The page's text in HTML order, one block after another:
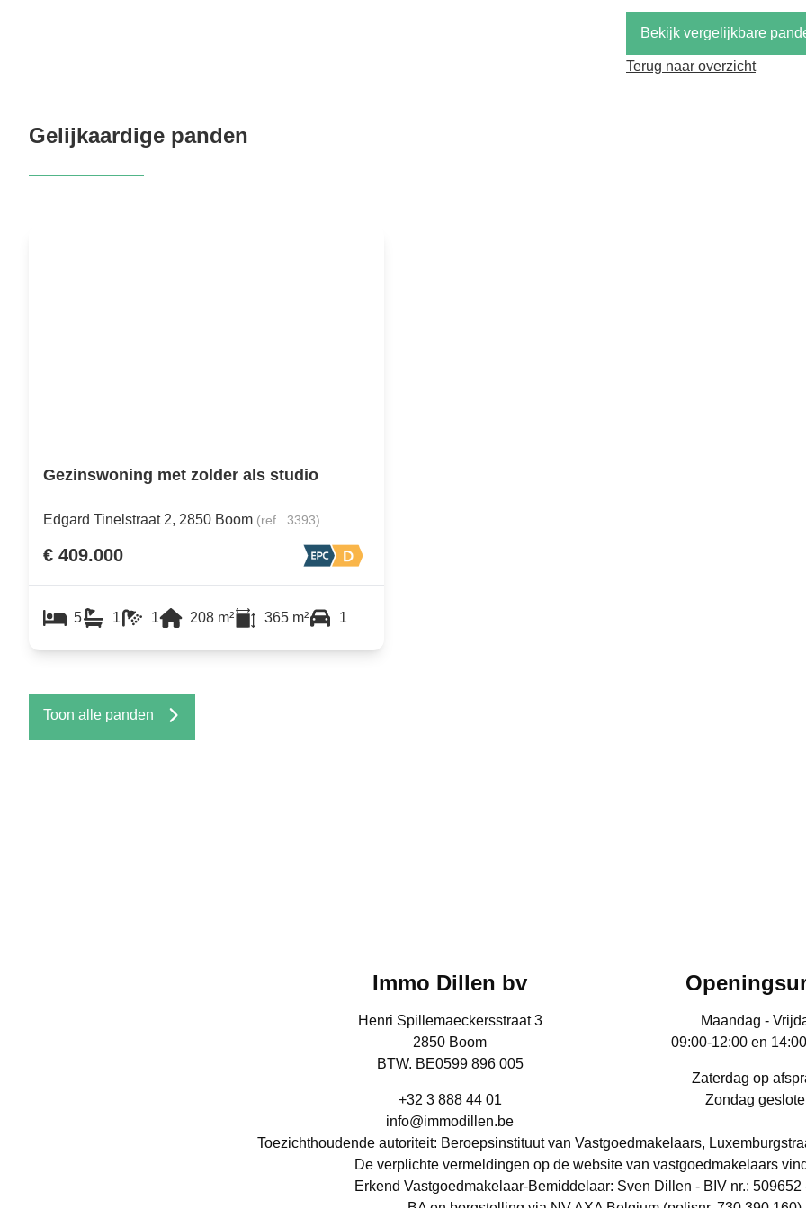
Bekijk vergelijkbare
Terug naar overzicht
Gelijkaardige panden
Gezinswoning met zolder als studio
Edgard Tinelstraat 2, 2850 Boom (ref. 3393)
€ 409.000
5 1 1 208 m² 365 m² 1
Toon alle panden
Immo Dillen bv
Henri Spillemaeckersstraat 3
2850 Boom
BTW. BE0599 896 005
+32 3 888 44 01
info@immodillen.be
Maandag -
09:00-12:00 en
Zaterdag op
Zondag
Toezichthoudende autoriteit: Beroepsinstituut van Vastgoedmakelaars,
De verplichte vermeldingen op de website van vastgoedmakelaars
Erkend Vastgoedmakelaar-Bemiddelaar: Sven Dillen - BIV nr.: 509652